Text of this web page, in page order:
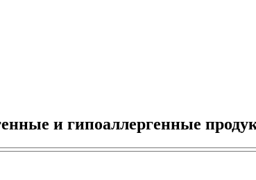
и гипоаллергенные